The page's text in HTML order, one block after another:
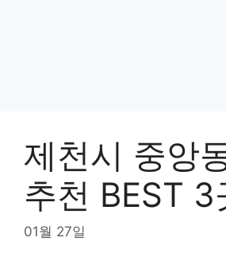
제천시 중앙
추천 BEST 3
01월 27일